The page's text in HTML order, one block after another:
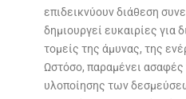
επιδεικνύουν διάθεση
δημιουργεί ευκαιρίες για
τομείς της άμυνας, της
Ωστόσο, παραμένει ασαφές
υλοποίησης των